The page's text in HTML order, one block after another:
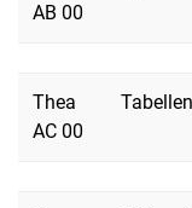
AB 00
Thea
AC 00